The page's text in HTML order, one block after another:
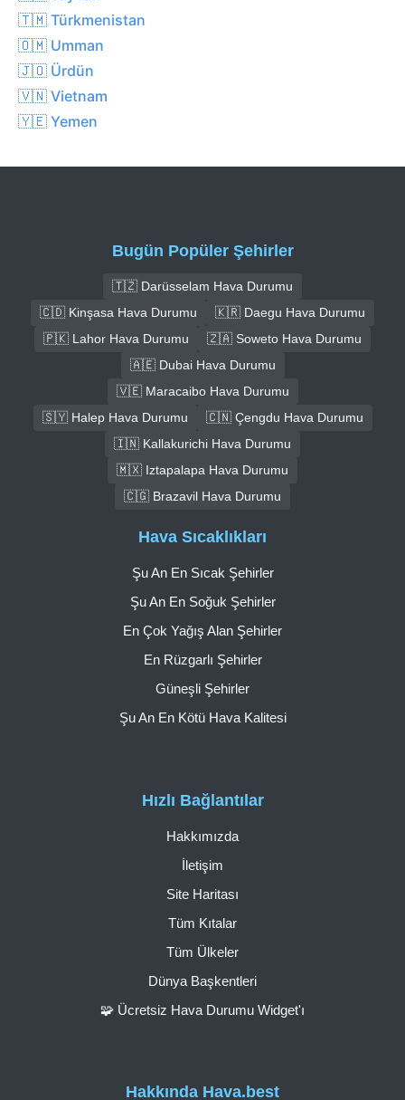
🇹🇲 Türkmenistan
🇴🇲 Umman
🇯🇴 Ürdün
🇻🇳 Vietnam
🇾🇪 Yemen
Bugün Popüler Şehirler
🇹🇿 Darüsselam Hava Durumu
🇨🇩 Kinşasa Hava Durumu
🇰🇷 Daegu Hava Durumu
🇵🇰 Lahor Hava Durumu
🇿🇦 Soweto Hava Durumu
🇦🇪 Dubai Hava Durumu
🇻🇪 Maracaibo Hava Durumu
🇸🇾 Halep Hava Durumu
🇨🇳 Çengdu Hava Durumu
🇮🇳 Kallakurichi Hava Durumu
🇲🇽 Iztapalapa Hava Durumu
🇨🇬 Brazavil Hava Durumu
Hakkında Hava.best
Hızlı Bağlantılar
Hakkımızda
İletişim
Site Haritası
Tüm Kıtalar
Tüm Ülkeler
Dünya Başkentleri
🧩 Ücretsiz Hava Durumu Widget'ı
Hava Sıcaklıkları
Şu An En Sıcak Şehirler
Şu An En Soğuk Şehirler
En Çok Yağış Alan Şehirler
En Rüzgarlı Şehirler
Güneşli Şehirler
Şu An En Kötü Hava Kalitesi